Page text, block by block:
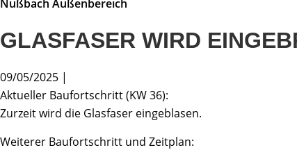
Nußbach Außenbereich
GLASFASER WIRD
09/05/2025 |
Aktueller Baufortschritt (KW 36):
Zurzeit wird die Glasfaser eingeblasen.
Weiterer Baufortschritt und Zeitplan: